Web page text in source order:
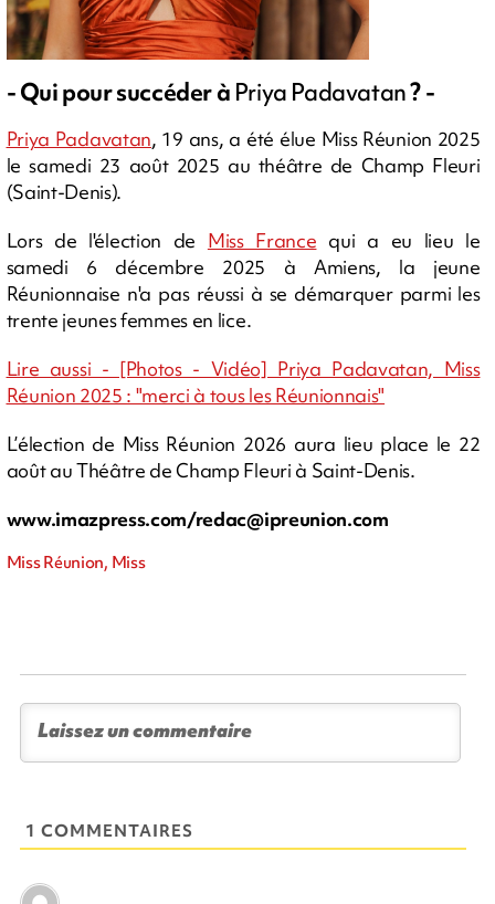
- Qui pour succéder à Priya Padavatan? -
Priya Padavatan, 19 ans, a été élue Miss Réunion 2025
le samedi 23 août 2025 au théâtre de Champ Fleuri
(Saint-Denis).
Lors de l'élection de Miss France qui a eu lieu le
samedi 6 décembre 2025 à Amiens, la jeune
Réunionnaise n'a pas réussi à se démarquer parmi les
trente jeunes femmes en lice.
Lire aussi - [Photos - Vidéo] Priya Padavatan, Miss
Réunion 2025 : "merci à tous les Réunionnais"
L’élection de Miss Réunion 2026 aura lieu place le 22
août au Théâtre de Champ Fleuri à Saint-Denis.
www.imazpress.com/redac@ipreunion.com
Miss Réunion, Miss
1 COMMENTAIRES